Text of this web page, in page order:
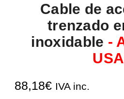
Cable de
trenzado
inoxidable -
88,18€ IVA inc.